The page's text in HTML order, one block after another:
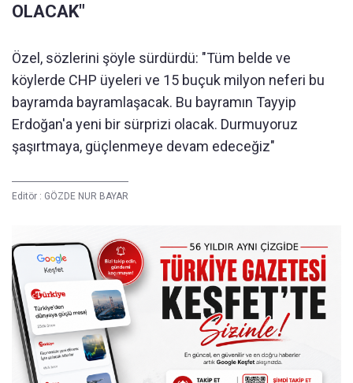
OLACAK"
Özel, sözlerini şöyle sürdürdü: "Tüm belde ve
köylerde CHP üyeleri ve 15 buçuk milyon neferi bu
bayramda bayramlaşacak. Bu bayramın Tayyip
Erdoğan'a yeni bir sürprizi olacak. Durmuyoruz
şaşırtmaya, güçlenmeye devam edeceğiz"
Editör : GÖZDE NUR BAYAR